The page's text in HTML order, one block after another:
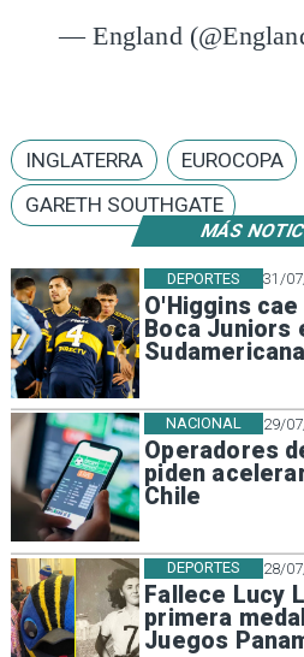
MÁS
31/
O'Higgins
Boca Juniors
Sudamericana
DEPORTES
29/
Operadores
piden
Chile
NACIONAL
28/
Fallece Lucy
primera
Juegos
DEPORTES
— England
INGLATERRA
EUROCOPA
GARETH SOUTHGATE